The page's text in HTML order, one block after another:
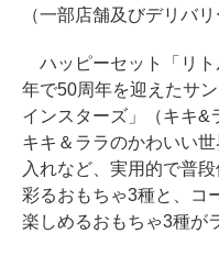
（一部店舗及びデリバ
ハッピーセット「リト
年で50周年を迎えたサ
インスターズ」（キキ&
キキ＆ララのかわいい
入れなど、実用的で普
彩るおもちゃ3種と、コ
楽しめるおもちゃ3種が